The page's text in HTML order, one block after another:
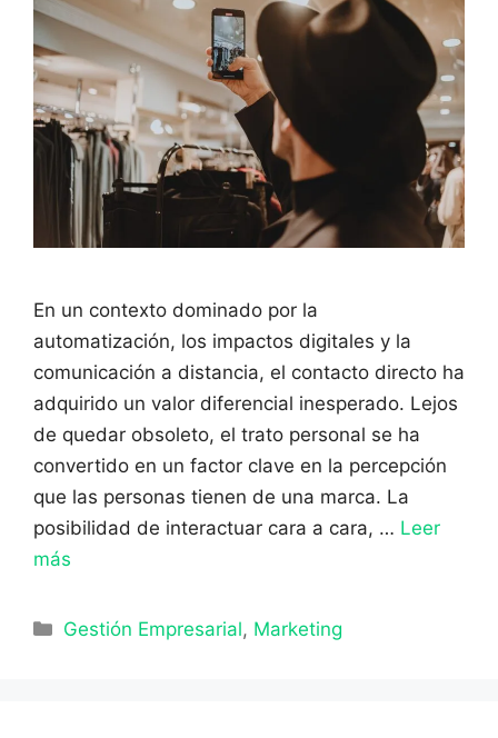
En un contexto dominado por la
automatización, los impactos digitales y la
comunicación a distancia, el contacto directo ha
adquirido un valor diferencial inesperado. Lejos
de quedar obsoleto, el trato personal se ha
convertido en un factor clave en la percepción
que las personas tienen de una marca. La
posibilidad de interactuar cara a cara, … Leer
más
Categorías
Gestión Empresarial, Marketing